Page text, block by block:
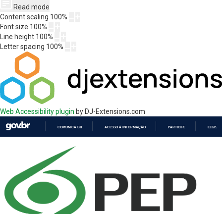
Read mode
Content scaling 100%
Font size 100%
Line height 100%
Letter spacing 100%
Web Accessibility plugin by DJ-Extensions.com
COMUNICA BR ACESSO À INFORMAÇÃO PARTICIPE